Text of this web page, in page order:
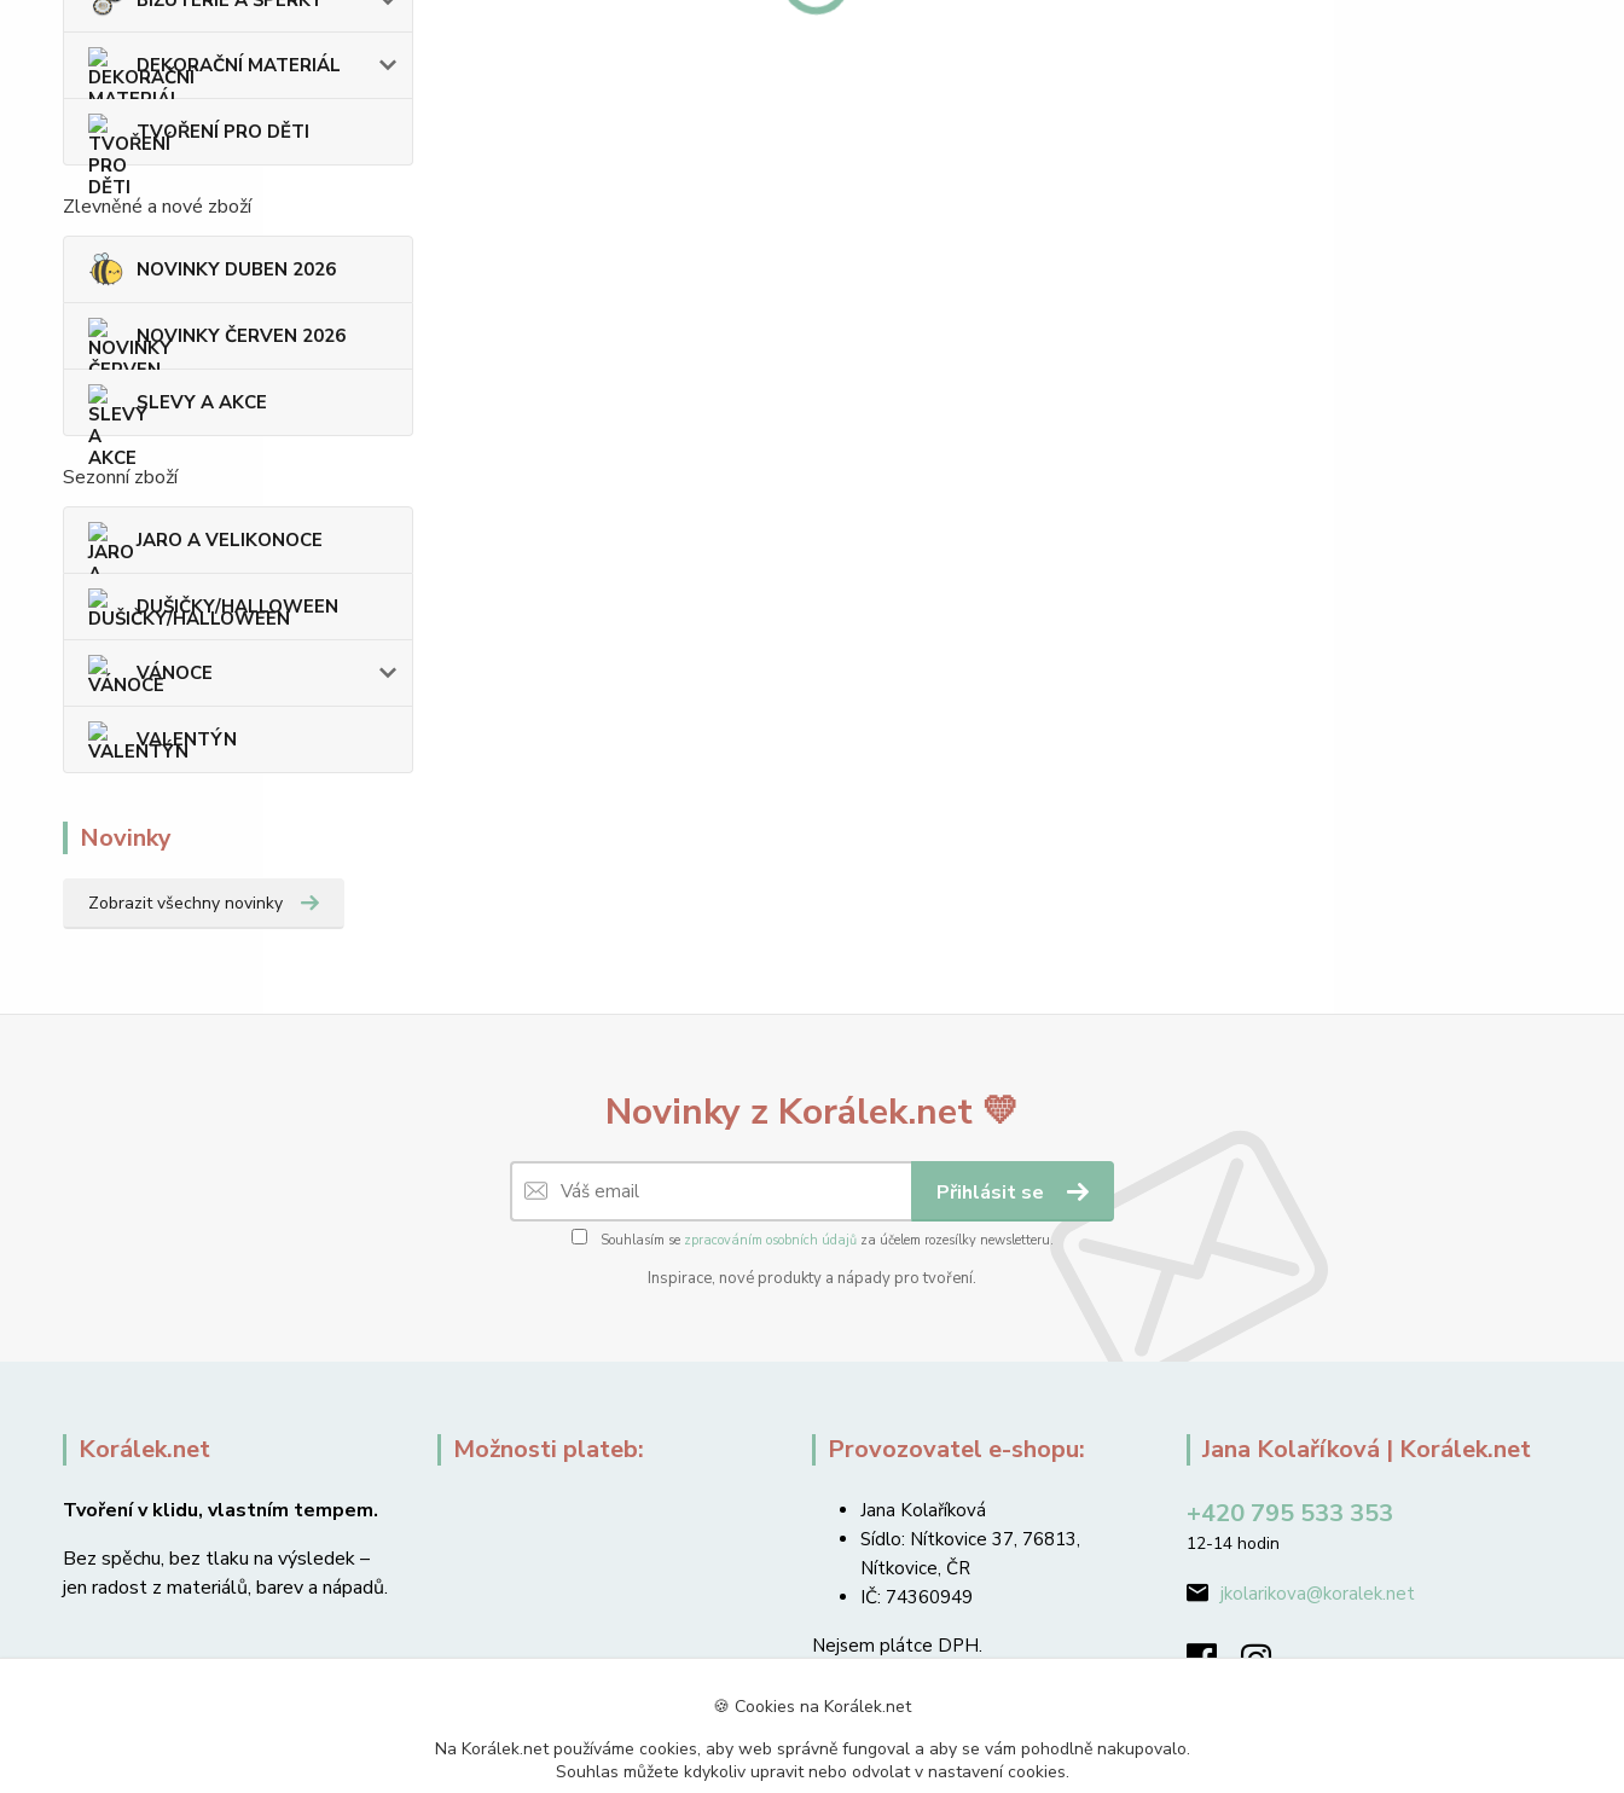
DEKORAČNÍ MATERIÁL
TVOŘENÍ PRO DĚTI
Zlevněné a nové zboží
NOVINKY DUBEN 2026
NOVINKY ČERVEN 2026
SLEVY A AKCE
Sezonní zboží
JARO A VELIKONOCE
DUŠIČKY/HALLOWEEN
VÁNOCE
VALENTÝN
Novinky
Zobrazit všechny novinky
Novinky z Korálek.net 💛
Přihlásit se
Souhlasím se zpracováním osobních údajůza účelem rozesílky newsletteru.
Inspirace, nové produkty a nápady pro tvoření.
Korálek.net
Tvoření v klidu, vlastním tempem.
Bez spěchu, bez tlaku na výsledek –
jen radost z materiálů, barev a nápadů.
Možnosti plateb: Provozovatel e-shopu:
Jana Kolaříková
Sídlo: Nítkovice 37, 76813,
Nítkovice, ČR
IČ: 74360949
Nejsem plátce DPH.
Jana Kolaříková | Korálek.net
+420 795 533 353
12-14 hodin
jkolarikova@koralek.net
🍪 Cookies na Korálek.net
Na Korálek.net používáme cookies, aby web správně fungoval a aby se vám pohodlně nakupovalo.
Souhlas můžete kdykoliv upravit nebo odvolat v nastavení cookies.